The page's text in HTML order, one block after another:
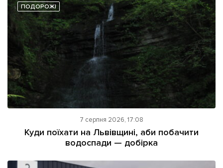
ПОДОРОЖІ
7 серпня 2026, 17:08
Куди поїхати на Львівщині, аби побачити
водоспади — добірка